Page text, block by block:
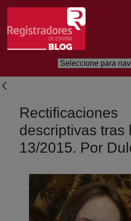
Eduki nagusira joan
Rectificaciones
descriptivas tras
13/2015. Por